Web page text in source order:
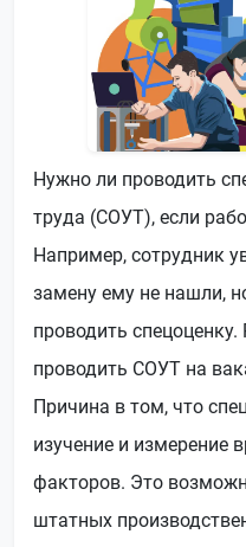
Нужно ли проводить
труда (СОУТ), если
Например, сотрудник
замену ему не нашли,
проводить
проводить СОУТ на
Причина в том, что
изучение и измерение
факторов. Это
штатных